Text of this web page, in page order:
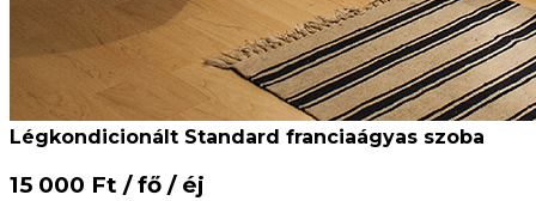
Légkondicionált Standard franciaágyas szoba
15 000 Ft / fő / éj